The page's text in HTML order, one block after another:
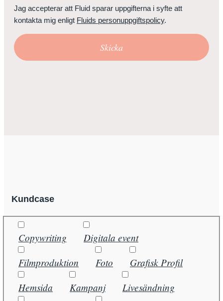
Jag accepterar att Fluid sparar uppgifterna i syfte att
kontakta mig enligt Fluids personuppgiftspolicy.
Skicka
Kundcase
Copywriting
Digitala event
Filmproduktion
Foto
Grafisk Profil
Hemsida
Kampanj
Livesändning